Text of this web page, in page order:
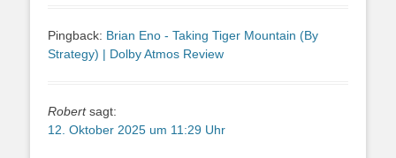
Pingback: Brian Eno - Taking Tiger Mountain (By
Strategy) | Dolby Atmos Review
Robert sagt:
12. Oktober 2025 um 11:29 Uhr